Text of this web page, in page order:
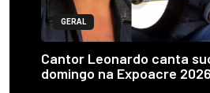
GERAL
Cantor Leonardo canta
domingo na Expoacre 2026